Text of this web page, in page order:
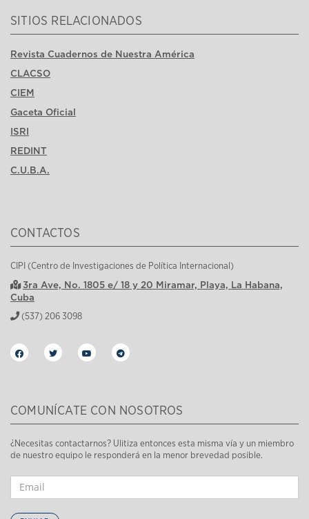
SITIOS RELACIONADOS
Revista Cuadernos de Nuestra América
CLACSO
CIEM
Gaceta Oficial
ISRI
REDINT
C.U.B.A.
CONTACTOS
CIPI (Centro de Investigaciones de Política Internacional)
3ra Ave, No. 1805 e/ 18 y 20 Miramar, Playa, La Habana,
Cuba
(537) 206 3098
COMUNÍCATE CON NOSOTROS
¿Necesitas contactarnos? Ulitiza entonces esta misma vía y un miembro
de nuestro equipo le responderá en la menor brevedad posible.